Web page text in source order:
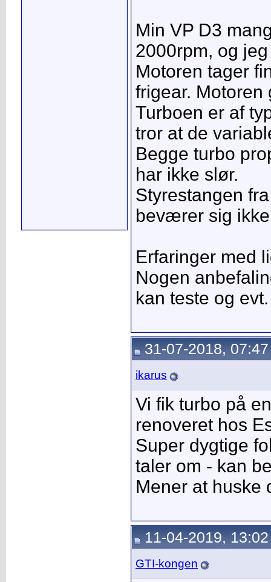
Min VP D3
2000rpm, og
Motoren tager
frigear.
Turboen er af
tror at de
Begge turbo
har ikke slør.
Styrestangen
beværer sig
Erfaringer med
Nogen
kan teste og
31-07-2018, 07:47
ikarus
Vi fik turbo på
renoveret hos
Super dygtige
taler om - kan
Mener at huske
11-04-2019, 13:02
GTI-kongen